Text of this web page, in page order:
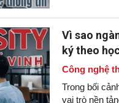
Vì sao
ký theo
Công nghệ
Trong bối
vai trò nền